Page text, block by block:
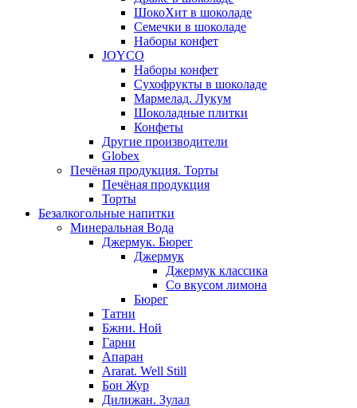
ШокоХит в шоколаде
Семечки в шоколаде
Наборы конфет
JOYCO
Наборы конфет
Сухофрукты в шоколаде
Мармелад. Лукум
Шоколадные плитки
Конфеты
Другие производители
Globex
Печёная продукция. Торты
Печёная продукция
Торты
Безалкогольные напитки
Минеральная Вода
Джермук. Бюрег
Джермук
Джермук классика
Со вкусом лимона
Бюрег
Татни
Бжни. Ной
Гарни
Апаран
Ararat. Well Still
Бон Жур
Дилижан. Зулал